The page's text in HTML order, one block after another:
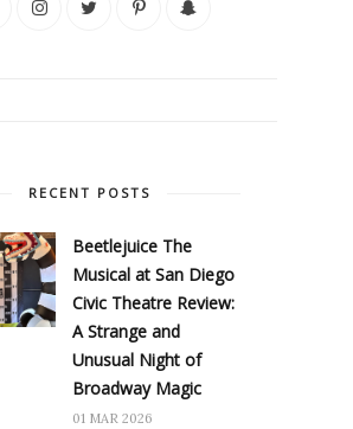
RECENT POSTS
Beetlejuice The
Musical at San Diego
Civic Theatre Review:
A Strange and
Unusual Night of
Broadway Magic
01 MAR 2026